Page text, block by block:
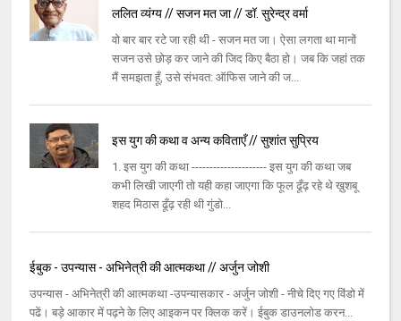
ललित व्यंग्य // सजन मत जा // डॉ. सुरेन्द्र वर्मा
वो बार बार रटे जा रही थी - सजन मत जा। ऐसा लगता था मानों
सजन उसे छोड़ कर जाने की जिद किए बैठा हो। जब कि जहां तक
मैं समझता हूँ, उसे संभवत: ऑफिस जाने की ज...
इस युग की कथा व अन्य कविताएँ // सुशांत सुप्रिय
1. इस युग की कथा --------------------- इस युग की कथा जब
कभी लिखी जाएगी तो यही कहा जाएगा कि फूल ढूँढ़ रहे थे ख़ुशबू
शहद मिठास ढूँढ़ रही थी गुंडो...
ईबुक - उपन्यास - अभिनेत्री की आत्मकथा // अर्जुन जोशी
उपन्यास - अभिनेत्री की आत्मकथा -उपन्यासकार - अर्जुन जोशी - नीचे दिए गए विंडो में
पढें। बड़े आकार में पढ़ने के लिए आइकन पर क्लिक करें। ईबुक डाउनलोड करन...